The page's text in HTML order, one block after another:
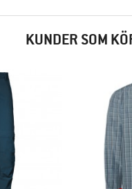
KUNDER SOM